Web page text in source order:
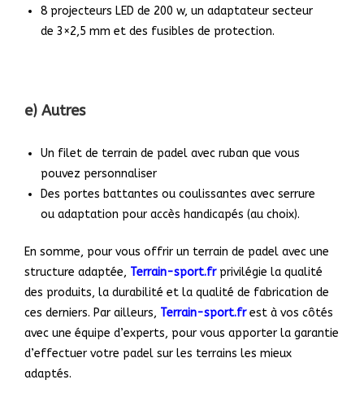
8 projecteurs LED de 200 w, un adaptateur secteur
de 3×2,5 mm et des fusibles de protection.
e) Autres
Un filet de terrain de padel avec ruban que vous
pouvez personnaliser
Des portes battantes ou coulissantes avec serrure
ou adaptation pour accès handicapés (au choix).
En somme, pour vous offrir un terrain de padel avec une
structure adaptée, Terrain-sport.fr privilégie la qualité
des produits, la durabilité et la qualité de fabrication de
ces derniers. Par ailleurs, Terrain-sport.frest à vos côtés
avec une équipe d’experts, pour vous apporter la garantie
d’effectuer votre padel sur les terrains les mieux
adaptés.